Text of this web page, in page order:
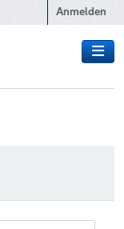
Anmelden